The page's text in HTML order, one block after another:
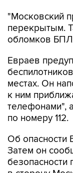
"Московский
перекрытым.
обломков
Евраев
местах. Он
к ним
телефонами",
по номеру 112.
Об опасности
Затем он